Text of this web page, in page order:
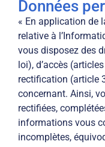
Données
« En application de
relative à
vous disposez des
loi), d’accès
rectification (article
concernant. Ainsi,
rectifiées,
informations vous
incomplètes,